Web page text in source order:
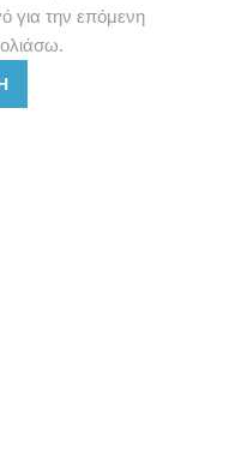
για την επόμενη